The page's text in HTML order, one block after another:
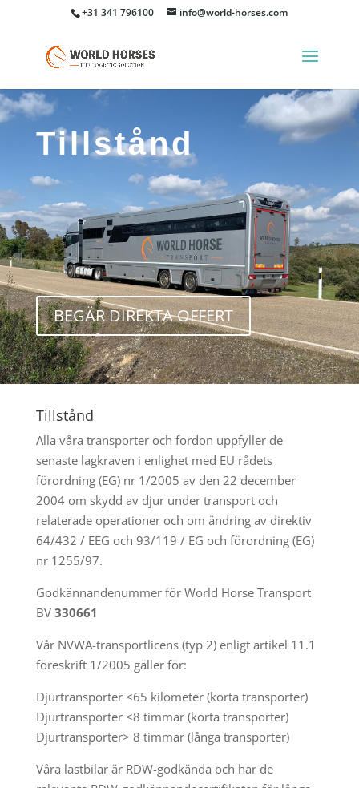
+31 341 796100 info@world-horses.com
Tillstånd
BEGÄR DIREKTA OFFERT
Tillstånd
Alla våra transporter och fordon uppfyller de
senaste lagkraven i enlighet med EU rådets
förordning (EG) nr 1/2005 av den 22 december
2004 om skydd av djur under transport och
relaterade operationer och om ändring av direktiv
64/432 / EEG och 93/119 / EG och förordning (EG)
nr 1255/97.
Godkännandenummer för World Horse Transport
BV 330661
Vår NVWA-transportlicens (typ 2) enligt artikel 11.1
föreskrift 1/2005 gäller för:
Djurtransporter <65 kilometer (korta transporter)
Djurtransporter <8 timmar (korta transporter)
Djurtransporter> 8 timmar (långa transporter)
Våra lastbilar är RDW-godkända och har de